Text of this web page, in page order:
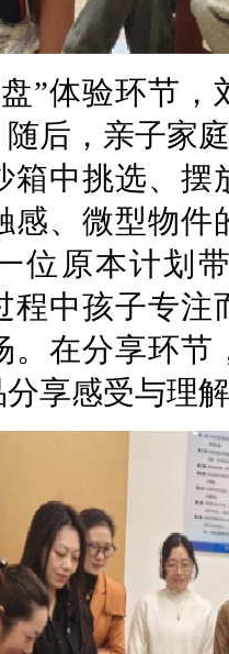
”体验环节
后，亲子家
箱中挑选、
感、微型物
位原本计划
程中孩子专
。在分享环
享感受与理